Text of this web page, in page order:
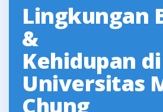
Lingkungan
&
Kehidupan di
Universitas
Chung